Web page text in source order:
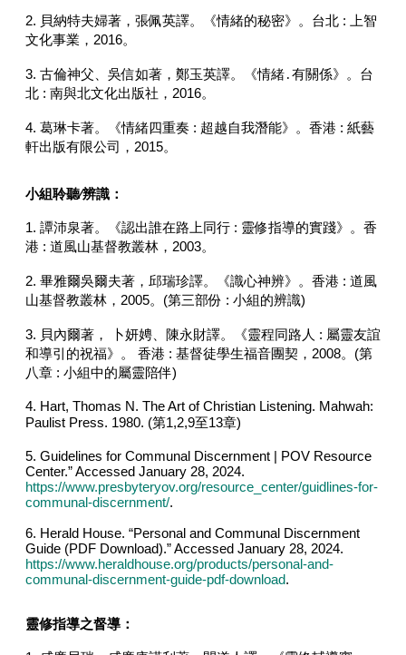
2. 貝納特夫婦著，張佩英譯。《情緒的秘密》。台北 : 上智
文化事業，2016。
3. 古倫神父、吳信如著，鄭玉英譯。《情緒․有關係》。台
北 : 南與北文化出版社，2016。
4. 葛琳卡著。《情緒四重奏 : 超越自我潛能》。香港 : 紙藝
軒出版有限公司，2015。
小組聆聽∕辨識：
1. 譚沛泉著。《認出誰在路上同行 : 靈修指導的實踐》。香
港 : 道風山基督教叢林，2003。
2. 畢雅爾吳爾夫著，邱瑞珍譯。《識心神辨》。香港 : 道風
山基督教叢林，2005。(第三部份 : 小組的辨識)
3. 貝內爾著， 卜妍娉、陳永財譯。《靈程同路人 : 屬靈友誼
和導引的祝福》。 香港 : 基督徒學生福音團契，2008。(第
八章 : 小組中的屬靈陪伴)
4. Hart, Thomas N. The Art of Christian Listening. Mahwah:
Paulist Press. 1980. (第1,2,9至13章)
5. Guidelines for Communal Discernment | POV Resource
Center.” Accessed January 28, 2024.
https://www.presbyteryov.org/resource_center/guidlines-for-
communal-discernment/.
6. Herald House. “Personal and Communal Discernment
Guide (PDF Download).” Accessed January 28, 2024.
https://www.heraldhouse.org/products/personal-and-
communal-discernment-guide-pdf-download.
靈修指導之督導：